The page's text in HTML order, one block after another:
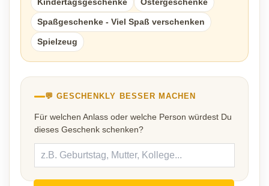
Spaßgeschenke - Viel Spaß verschenken
Spielzeug
💬 GESCHENKLY BESSER MACHEN
Für welchen Anlass oder welche Person würdest Du
dieses Geschenk schenken?